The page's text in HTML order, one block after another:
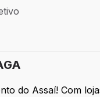
- BA
vaga: Efetivo
do Assaí! Com